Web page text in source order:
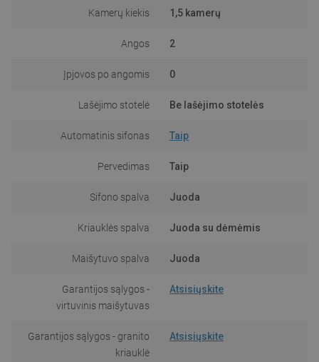
Kamerų kiekis 1,5 kamerų
Angos 2
Įpjovos po angomis 0
Lašėjimo stotelė Be lašėjimo stotelės
Automatinis sifonas Taip
Pervedimas Taip
Sifono spalva Juoda
Kriauklės spalva Juoda su dėmėmis
Maišytuvo spalva Juoda
Garantijos sąlygos -
virtuvinis maišytuvas
Atsisiųskite
Garantijos sąlygos - granito
kriauklė
Atsisiųskite